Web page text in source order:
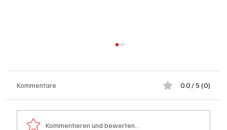
Kommentare 0.0 / 5 (0)
Kommentieren und bewerten...